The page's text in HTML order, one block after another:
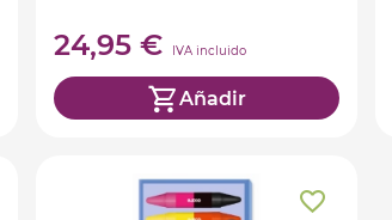
24,95 € IVA incluido
Añadir